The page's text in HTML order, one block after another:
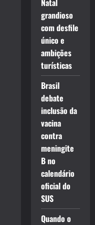
Natal
grandioso
com desfile
único e
ambições
turísticas
Brasil
debate
inclusão da
vacina
contra
meningite
B no
calendário
oficial do
SUS
Quando o